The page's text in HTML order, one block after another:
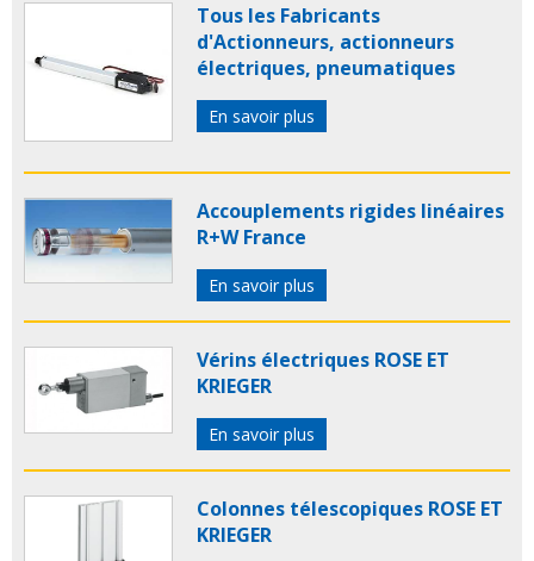
Tous les Fabricants
d'Actionneurs, actionneurs
électriques, pneumatiques
En savoir plus
Accouplements rigides linéaires
R+W France
En savoir plus
Vérins électriques ROSE ET
KRIEGER
En savoir plus
Colonnes télescopiques ROSE ET
KRIEGER